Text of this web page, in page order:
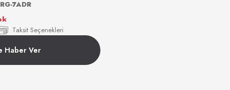
Taksit Seçenekleri
7ADR
Haber Ver